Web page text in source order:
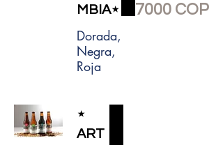
MBIA⋆
Dorada,
Negra,
Roja
7000 COP
⋆
ART